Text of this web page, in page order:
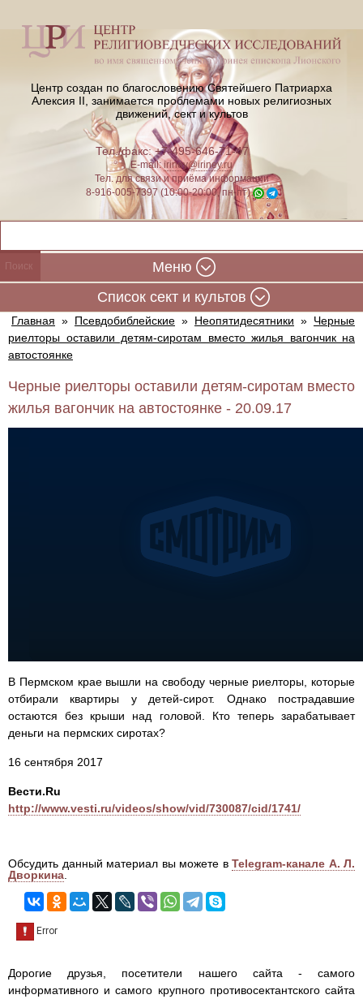
Центр создан по благословению Святейшего Патриарха
Алексия II, занимается проблемами новых религиозных
движений, сект и культов
Тел./факс: +7-495-646-71-47
E-mail:iriney@iriney.ru
Тел. для связи и приёма информации
8-916-005-7397 (10:00-20:00, пн-пт)
Меню
Cписок сект и культов
Главная » Псевдобиблейские » Неопятидесятники » Черные
риелторы оставили детям-сиротам вместо жилья вагончик на
автостоянке
Черные риелторы оставили детям-сиротам вместо
жилья вагончик на автостоянке - 20.09.17
В Пермском крае вышли на свободу черные риелторы, которые
отбирали квартиры у детей-сирот. Однако пострадавшие
остаются без крыши над головой. Кто теперь зарабатывает
деньги на пермских сиротах?
16 сентября 2017
Вести.Ru
http://www.vesti.ru/videos/show/vid/730087/cid/1741/
Обсудить данный материал вы можете в Telegram-канале А. Л.
Дворкина
Дорогие друзья, посетители нашего сайта - самого
информативного и самого крупного противосектантского сайта